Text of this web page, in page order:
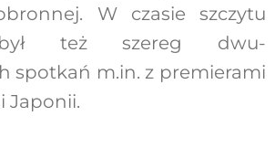
W czasie szczytu
też szereg dwu-
spotkań m.in. z premierami
Japonii.